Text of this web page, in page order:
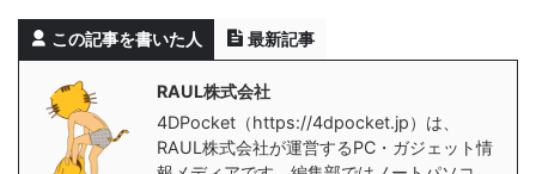
この記事を書いた人 最新記事
RAUL株式会社
4DPocket（https://4dpocket.jp）は、
RAUL株式会社が運営するPC・ガジェット情